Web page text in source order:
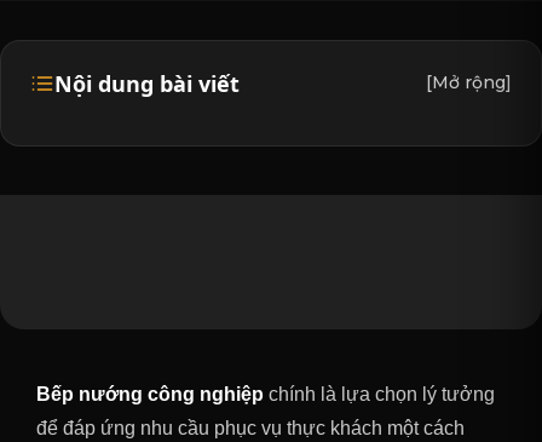
Nội dung bài viết [Mở rộng]
Bếp nướng công nghiệp chính là lựa chọn lý tưởng
để đáp ứng nhu cầu phục vụ thực khách một cách